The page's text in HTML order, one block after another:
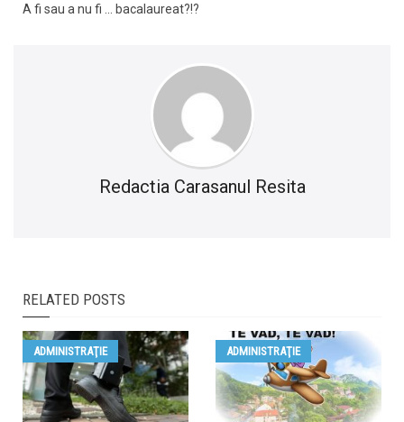
A fi sau a nu fi ... bacalaureat?!?
Redactia Carasanul Resita
RELATED POSTS
ADMINISTRAŢIE ADMINISTRAŢIE